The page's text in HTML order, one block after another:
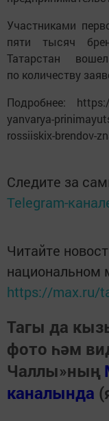
Участниками
пяти тысяч
Татарстан
по количеству
Подробнее:
yanvarya-
rossiiskix-brendov-
Следите за
Telegram-
Читайте
национальном
https://max.ru/
Тагы да
фото һәм
Чаллы»ның
каналында